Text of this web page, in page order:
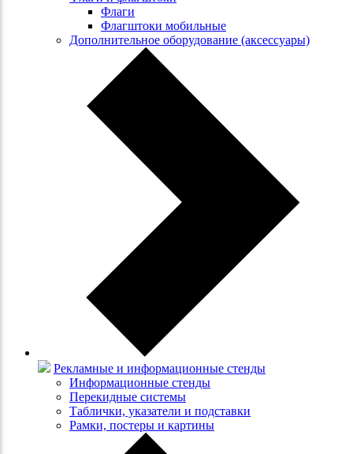
Флаги
Флагштоки мобильные
Дополнительное оборудование (аксессуары)
Рекламные и информационные стенды
Информационные стенды
Перекидные системы
Таблички, указатели и подставки
Рамки, постеры и картины